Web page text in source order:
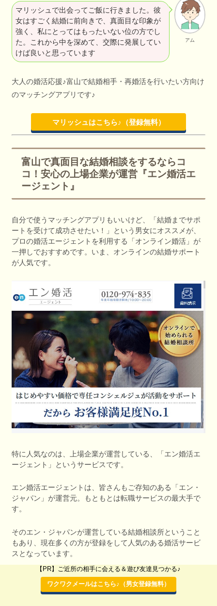
アム
マリッシュで出会ってご飯に行きました。彼
女はすごく結婚に前向きで、真面目な印象が
強く、私にとってはもったいない位の方でし
た。これから中を深めて、交際に発展してい
けば良いと思っています
大人の婚活応援♪富山で結婚相手・再婚活を行いたい方向け
のマッチングアプリです♪
マリッシュはこちら♪（登録無料）
富山で真面目な結婚相談をするならコ
コ！安心の上場企業が運営『エン婚活エ
ージェント』
自分で使うマッチングアプリもいいけど、「結婚までサポ
ートを受けて成功させたい！」という男女にオススメが、
プロの婚活エージェントを利用する「オンライン婚活」が
一押しでおすすめです。いま、オンラインの結婚サポート
が人気です。
特に人気なのは、上場企業が運営している、「エン婚活エ
ージェント」というサービスです。
エン婚活エージェントは、皆さんもご存知のある「エン・
ジャパン」が運営元。もともとは転職サービスの最大手で
す。
そのエン・ジャパンが運営している結婚相談所ということ
もあり、現在多くの方が登録をして人気のある婚活サービ
スとなっています。
エン・ジャパンのオンライン婚活をオス
スメする最大の理由は？
【PR】ご近所の相手に会える＆遊び友達見つかる♪
ワクワクメールはこちら♪（男女登録無料）